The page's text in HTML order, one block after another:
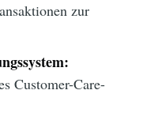
zur
Customer-Care-